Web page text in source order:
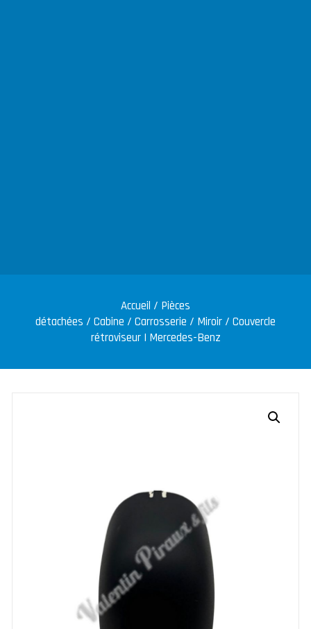
Accueil / Pièces
détachées / Cabine / Carrosserie / Miroir / Couvercle
rétroviseur | Mercedes-Benz